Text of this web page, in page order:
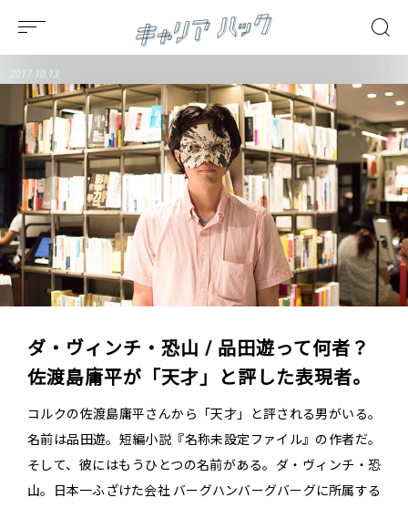
2017.10.13
ダ・ヴィンチ・恐山 / 品田遊って何者？
佐渡島庸平が「天才」と評した表現者。
コルクの佐渡島庸平さんから「天才」と評される男がいる。
名前は品田遊。短編小説『名称未設定ファイル』の作者だ。
そして、彼にはもうひとつの名前がある。ダ・ヴィンチ・恐
山。日本一ふざけた会社 バーグハンバーグバーグに所属する